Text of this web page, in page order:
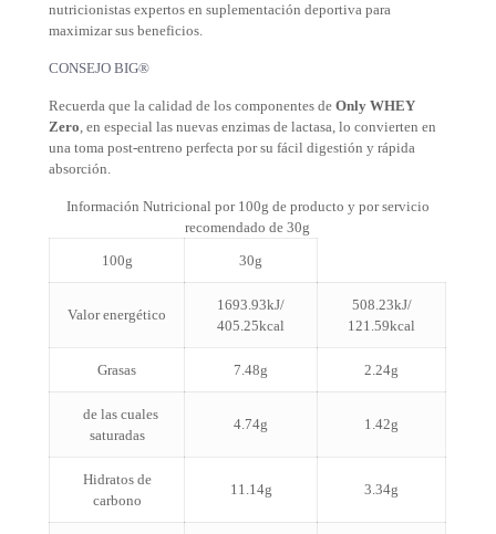
nutricionistas expertos en suplementación deportiva para
maximizar sus beneficios.
CONSEJO BIG®
Recuerda que la calidad de los componentes deOnly WHEY
Zero, en especial las nuevas enzimas de lactasa, lo convierten en
una toma post-entreno perfecta por su fácil digestión y rápida
absorción.
Información Nutricional por 100g de producto y por servicio
recomendado de 30g
100g
30g
Valor energético
1693.93kJ/
405.25kcal
508.23kJ/
121.59kcal
Grasas 7.48g 2.24g
de las cuales
saturadas
4.74g 1.42g
Hidratos de
carbono
11.14g 3.34g